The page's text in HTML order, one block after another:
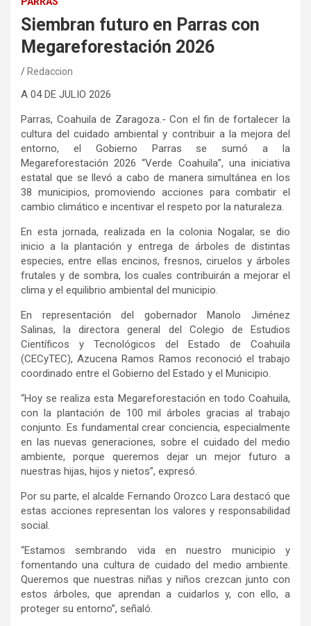
Siembran futuro en Parras con
Megareforestación 2026
Redaccion
A 04 DE JULIO 2026
Parras, Coahuila de Zaragoza.- Con el fin de fortalecer la
cultura del cuidado ambiental y contribuir a la mejora del
entorno, el Gobierno Parras se sumó a la
Megareforestación 2026 “Verde Coahuila”, una iniciativa
estatal que se llevó a cabo de manera simultánea en los
38 municipios, promoviendo acciones para combatir el
cambio climático e incentivar el respeto por la naturaleza.
En esta jornada, realizada en la colonia Nogalar, se dio
inicio a la plantación y entrega de árboles de distintas
especies, entre ellas encinos, fresnos, ciruelos y árboles
frutales y de sombra, los cuales contribuirán a mejorar el
clima y el equilibrio ambiental del municipio.
En representación del gobernador Manolo Jiménez
Salinas, la directora general del Colegio de Estudios
Científicos y Tecnológicos del Estado de Coahuila
(CECyTEC), Azucena Ramos Ramos reconoció el trabajo
coordinado entre el Gobierno del Estado y el Municipio.
“Hoy se realiza esta Megareforestación en todo Coahuila,
con la plantación de 100 mil árboles gracias al trabajo
conjunto. Es fundamental crear conciencia, especialmente
en las nuevas generaciones, sobre el cuidado del medio
ambiente, porque queremos dejar un mejor futuro a
nuestras hijas, hijos y nietos”, expresó.
Por su parte, el alcalde Fernando Orozco Lara destacó que
estas acciones representan los valores y responsabilidad
social.
“Estamos sembrando vida en nuestro municipio y
fomentando una cultura de cuidado del medio ambiente.
Queremos que nuestras niñas y niños crezcan junto con
estos árboles, que aprendan a cuidarlos y, con ello, a
proteger su entorno”, señaló.